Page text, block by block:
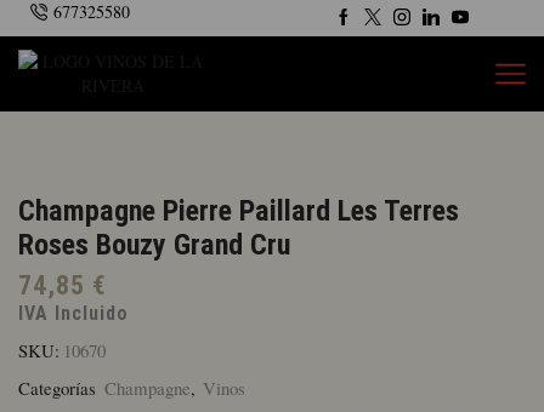
677325580
Champagne Pierre Paillard Les Terres
Roses Bouzy Grand Cru
74,85 €
IVA Incluido
SKU: 10670
Categorías Champagne, Vinos